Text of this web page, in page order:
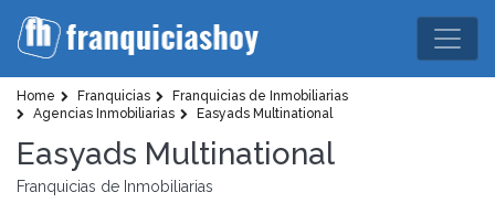
Home Franquicias
Franquicias de Inmobiliarias
Agencias Inmobiliarias
Easyads Multinational
Easyads Multinational
Franquicias de Inmobiliarias